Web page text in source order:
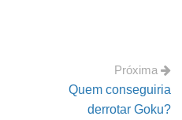
Próxima
Quem conseguiria
derrotar Goku?